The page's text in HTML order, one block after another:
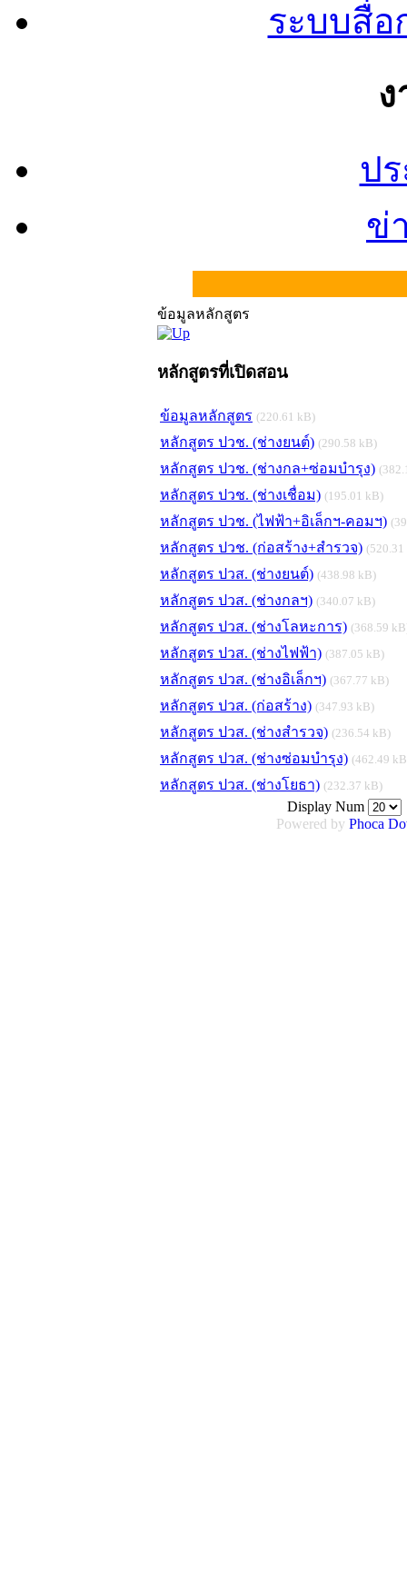
ระบบสื่อ
ป
ข่
ข้อมูลหลักสูตร
หลักสูตรที่เปิดสอน
ข้อมูลหลักสูตร (220.61 kB)
หลักสูตร ปวช. (ช่างยนต์) (290.58 kB)
หลักสูตร ปวช. (ช่างกล+ซ่อมบำรุง)
หลักสูตร ปวช. (ช่างเชื่อม) (195.01 kB)
หลักสูตร ปวช. (ไฟฟ้า+อิเล็กฯ-คอมฯ)
หลักสูตร ปวช. (ก่อสร้าง+สำรวจ)
หลักสูตร ปวส. (ช่างยนต์) (438.98 kB)
หลักสูตร ปวส. (ช่างกลฯ) (340.07 kB)
หลักสูตร ปวส. (ช่างโลหะการ) (368.59
หลักสูตร ปวส. (ช่างไฟฟ้า) (387.05 kB)
หลักสูตร ปวส. (ช่างอิเล็กฯ) (367.77 kB)
หลักสูตร ปวส. (ก่อสร้าง) (347.93 kB)
หลักสูตร ปวส. (ช่างสำรวจ) (236.54 kB)
หลักสูตร ปวส. (ช่างซ่อมบำรุง) (462.49
หลักสูตร ปวส. (ช่างโยธา) (232.37 kB)
Display Num
Powered by Phoca